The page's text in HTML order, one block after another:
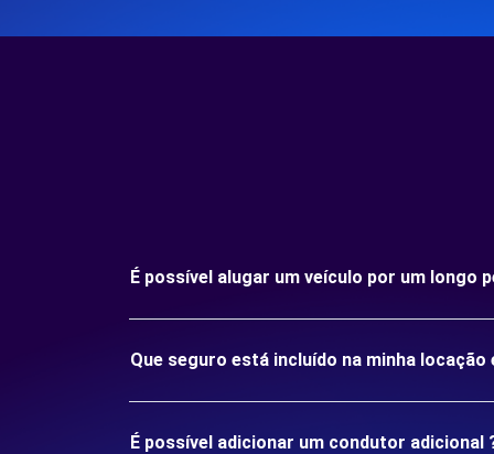
É possível alugar um veículo por um longo
Que seguro está incluído na minha locação
É possível adicionar um condutor adicional